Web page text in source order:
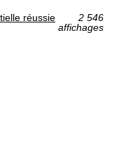
réussie
2 546
affichages